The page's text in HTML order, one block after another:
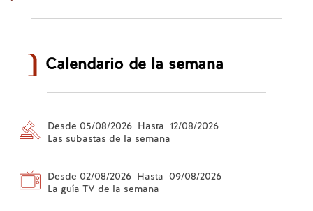
Calendario de la semana
Desde 05/08/2026 Hasta 12/08/2026
Las subastas de la semana
Desde 02/08/2026 Hasta 09/08/2026
La guía TV de la semana